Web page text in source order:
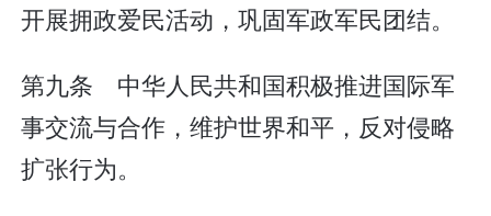
开展拥政爱民活动，巩固军政军民团结。
第九条 中华人民共和国积极推进国际军
事交流与合作，维护世界和平，反对侵略
扩张行为。